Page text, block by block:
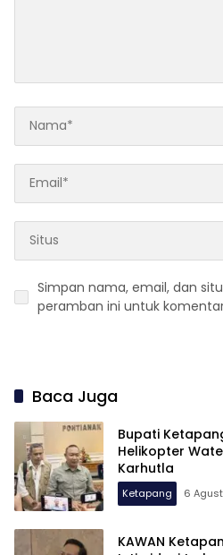
Simpan nama, email, dan
peramban ini untuk
Baca Juga
Bupati
Helikopter
Karhutla
Ketapang 6
KAWAN